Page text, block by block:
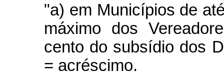
"a) em Municípios de
máximo dos
cento do subsídio dos
= acréscimo.